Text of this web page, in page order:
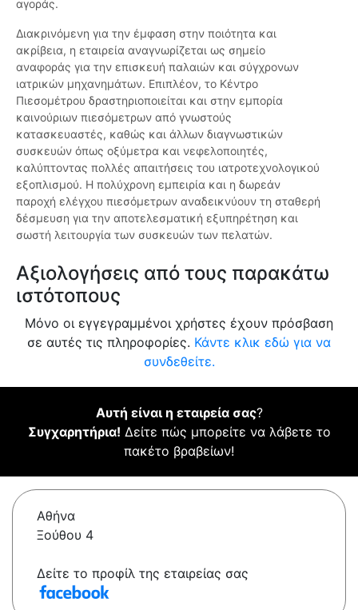
αγοράς.
Διακρινόμενη για την έμφαση στην ποιότητα και
ακρίβεια, η εταιρεία αναγνωρίζεται ως σημείο
αναφοράς για την επισκευή παλαιών και σύγχρονων
ιατρικών μηχανημάτων. Επιπλέον, το Κέντρο
Πιεσομέτρου δραστηριοποιείται και στην εμπορία
καινούριων πιεσόμετρων από γνωστούς
κατασκευαστές, καθώς και άλλων διαγνωστικών
συσκευών όπως οξύμετρα και νεφελοποιητές,
καλύπτοντας πολλές απαιτήσεις του ιατροτεχνολογικού
εξοπλισμού. Η πολύχρονη εμπειρία και η δωρεάν
παροχή ελέγχου πιεσόμετρων αναδεικνύουν τη σταθερή
δέσμευση για την αποτελεσματική εξυπηρέτηση και
σωστή λειτουργία των συσκευών των πελατών.
Αξιολογήσεις από τους παρακάτω
ιστότοπους
Μόνο οι εγγεγραμμένοι χρήστες έχουν πρόσβαση
σε αυτές τις πληροφορίες. Κάντε κλικ εδώ για να
συνδεθείτε.
Αυτή είναι η εταιρεία σας?
Συγχαρητήρια! Δείτε πώς μπορείτε να λάβετε το
πακέτο βραβείων!
Αθήνα
Ξούθου 4
Δείτε το προφίλ της εταιρείας σας